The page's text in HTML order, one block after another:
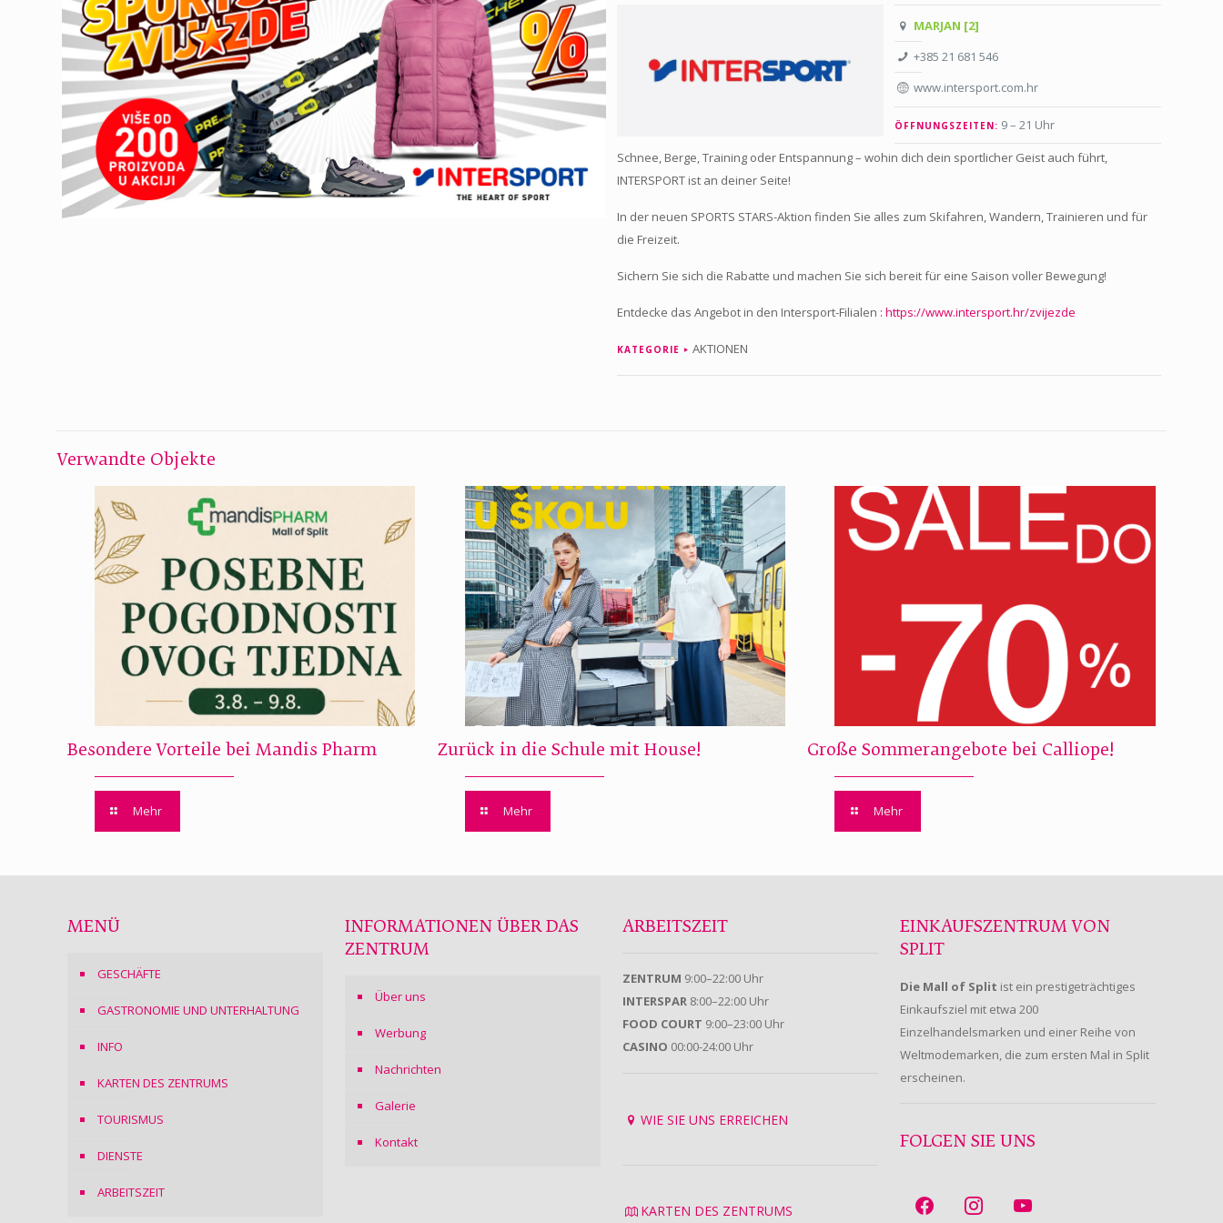
MARJAN [2]
+385 21 681 546
www.intersport.com.hr
ÖFFNUNGSZEITEN: 9 – 21 Uhr
Schnee, Berge, Training oder Entspannung – wohin dich dein sportlicher Geist auch führt,
INTERSPORT ist an deiner Seite!
In der neuen SPORTS STARS-Aktion finden Sie alles zum Skifahren, Wandern, Trainieren und für
die Freizeit.
Sichern Sie sich die Rabatte und machen Sie sich bereit für eine Saison voller Bewegung!
Entdecke das Angebot in den Intersport-Filialen : https://www.intersport.hr/zvijezde
KATEGORIE AKTIONEN
Verwandte Objekte
Besondere Vorteile bei Mandis Pharm
Mehr
Zurück in die Schule mit House!
Mehr
Große Sommerangebote bei Calliope!
Mehr
MENÜ
GESCHÄFTE
GASTRONOMIE UND UNTERHALTUNG
INFO
KARTEN DES ZENTRUMS
TOURISMUS
DIENSTE
ARBEITSZEIT
INFORMATIONEN ÜBER DAS
ZENTRUM
Über uns
Werbung
Nachrichten
Galerie
Kontakt
ARBEITSZEIT
ZENTRUM 9:00–22:00 Uhr
INTERSPAR 8:00–22:00 Uhr
FOOD COURT 9:00–23:00 Uhr
CASINO 00:00-24:00 Uhr
WIE SIE UNS ERREICHEN
KARTEN DES ZENTRUMS
EINKAUFSZENTRUM VON
SPLIT
Die Mall of Split ist ein prestigeträchtiges
Einkaufsziel mit etwa 200
Einzelhandelsmarken und einer Reihe von
Weltmodemarken, die zum ersten Mal in Split
erscheinen.
FOLGEN SIE UNS